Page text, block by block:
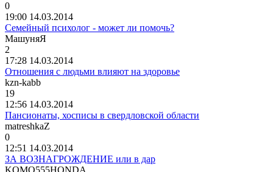
0
19:00 14.03.2014
Семейный психолог - может ли помочь?
МашуняЯ
2
17:28 14.03.2014
Отношения с людьми влияют на здоровье
kzn-kabb
19
12:56 14.03.2014
Пансионаты, хосписы в свердловской области
matreshkaZ
0
12:51 14.03.2014
ЗА ВОЗНАГРОЖДЕНИЕ или в дар
KOMO555HONDA